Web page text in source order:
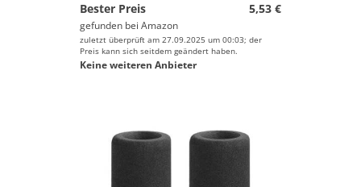
Bester Preis
5,53 €
gefunden bei Amazon
zuletzt überprüft am 27.09.2025 um 00:03; der
Preis kann sich seitdem geändert haben.
Keine weiteren Anbieter